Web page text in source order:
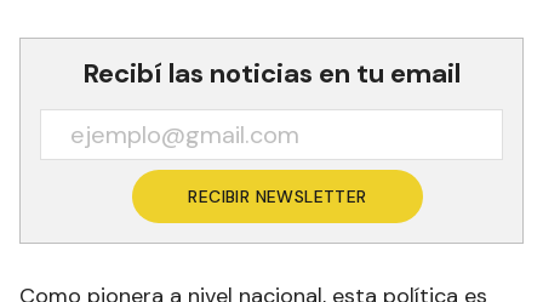
Recibí las noticias en tu email
RECIBIR NEWSLETTER
Como pionera a nivel nacional, esta política es